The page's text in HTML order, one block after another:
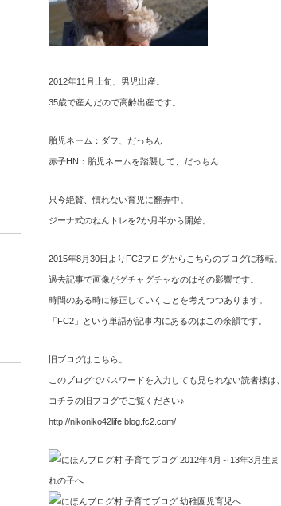
2012年11月上旬、男児出産。
35歳で産んだので高齢出産です。
胎児ネーム：ダフ、だっちん
赤子HN：胎児ネームを踏襲して、だっちん
只今絶賛、慣れない育児に翻弄中。
ジーナ式のねんトレを2か月半から開始。
2015年8月30日よりFC2ブログからこちらのブログに移転。
過去記事で画像がグチャグチャなのはその影響です。
時間のある時に修正していくことを考えつつあります。
「FC2」という単語が記事内にあるのはこの余韻です。
旧ブログはこちら。
このブログでパスワードを入力しても見られない読者様は、
コチラの旧ブログでご覧ください♪
http://nikoniko42life.blog.fc2.com/